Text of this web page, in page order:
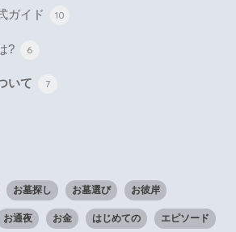
ガイド 10
? 6
いて 7
お墓探し お墓選び お彼岸
お通夜 お金 はじめての エピソード